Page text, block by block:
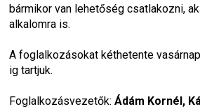
bármikor van lehetőség csatlakozni,
alkalomra is.
A foglalkozásokat kéthetente
ig tartjuk.
Foglalkozásvezetők: Ádám Kornél,